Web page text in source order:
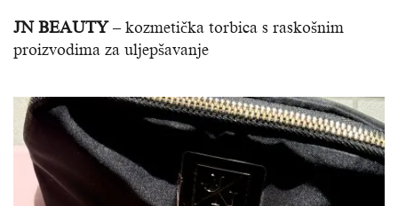
JN BEAUTY– kozmetička torbica s raskošnim
proizvodima za uljepšavanje